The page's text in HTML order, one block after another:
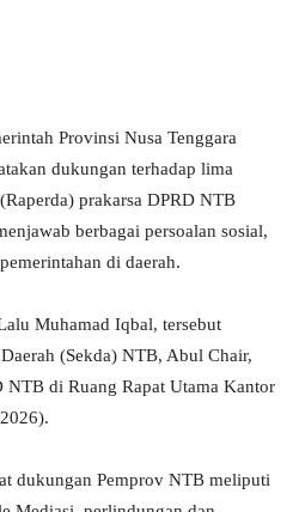
Provinsi Nusa Tenggara
dukungan terhadap lima
prakarsa DPRD NTB
berbagai persoalan sosial,
di daerah.
Muhamad Iqbal, tersebut
(Sekda) NTB, Abul Chair,
NTB di Ruang Rapat Utama Kantor
dukungan Pemprov NTB meliputi